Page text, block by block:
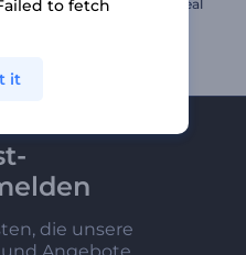
Pastell-Paradies-Logo-Reveal
die unsere
to fetch
it